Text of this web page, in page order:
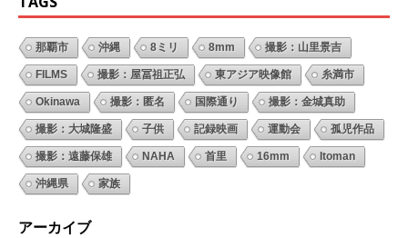
那覇市 沖縄 8ミリ 8mm 撮影：山里景吉
FILMS 撮影：屋冨祖正弘 東アジア映像館 糸満市
Okinawa 撮影：匿名 国際通り 撮影：金城真助
撮影：大城隆盛 子供 記録映画 運動会 孤児作品
撮影：遠藤保雄 NAHA 首里 16mm Itoman
沖縄県 家族
アーカイブ